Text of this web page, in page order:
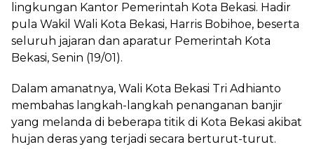
lingkungan Kantor Pemerintah Kota Bekasi. Hadir
pula Wakil Wali Kota Bekasi, Harris Bobihoe, beserta
seluruh jajaran dan aparatur Pemerintah Kota
Bekasi, Senin (19/01).
Dalam amanatnya, Wali Kota Bekasi Tri Adhianto
membahas langkah-langkah penanganan banjir
yang melanda di beberapa titik di Kota Bekasi akibat
hujan deras yang terjadi secara berturut-turut.